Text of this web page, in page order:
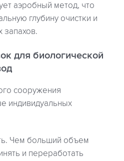
аэробный метод, что
глубину очистки и
запахов.
для биологической
сооружения
индивидуальных
Чем больший объем
и переработать